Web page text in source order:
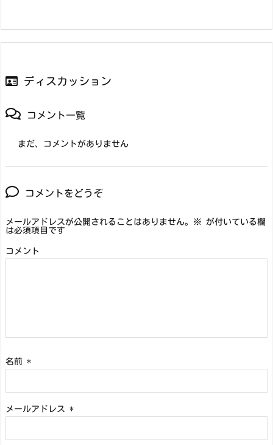
ディスカッション
コメント一覧
まだ、コメントがありません
コメントをどうぞ
メールアドレスが公開されることはありません。 ※ が付いている欄
は必須項目です
コメント
名前 *
メールアドレス *